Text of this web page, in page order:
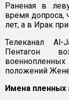
Раненая в
время допроса,
лет, а в Ирак
Телеканал
Пентагон
положений
Имена пленных